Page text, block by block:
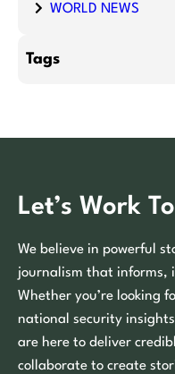
WORLD NEWS
Tags
Let’s Work
We believe in powerful
journalism that informs,
Whether you’re looking
national security
are here to deliver
collaborate to create